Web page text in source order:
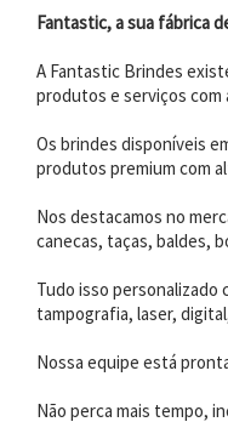
Fantastic, a sua fábrica
A Fantastic Brindes
produtos e serviços
Os brindes disponíveis
produtos premium com
Nos destacamos no
canecas, taças, baldes,
Tudo isso personalizado
tampografia, laser,
Nossa equipe está
Não perca mais tempo,